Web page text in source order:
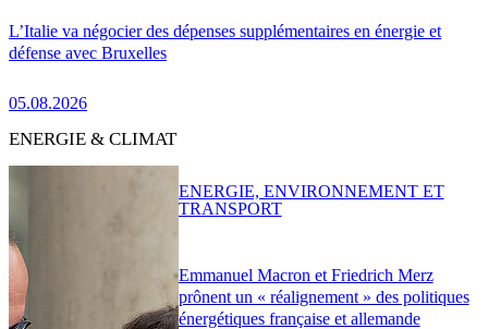
L’Italie va négocier des dépenses supplémentaires en énergie et
défense avec Bruxelles
05.08.2026
ENERGIE & CLIMAT
Emmanuel Macron et Friedrich Merz
prônent un « réalignement » des politiques
énergétiques française et allemande
ENERGIE, ENVIRONNEMENT ET
TRANSPORT